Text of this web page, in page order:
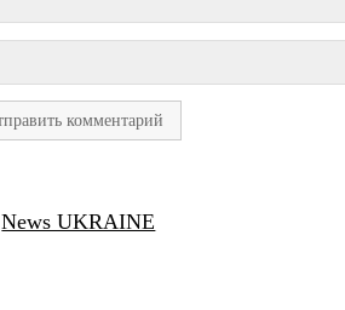
News UKRAINE